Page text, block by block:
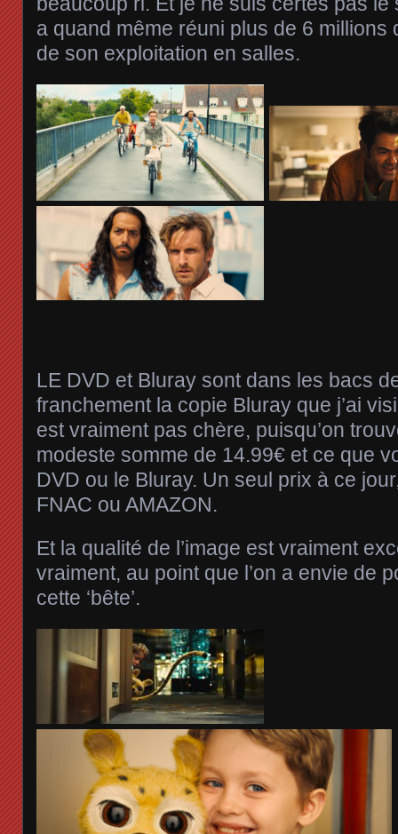
a quand même réuni plus de 6 millions
de son exploitation en salles.
LE DVD et Bluray sont dans les bacs
franchement la copie Bluray que j’ai
est vraiment pas chère, puisqu’on
modeste somme de 14.99€ et ce que
DVD ou le Bluray. Un seul prix à ce
FNAC ou AMAZON.
Et la qualité de l’image est vraiment
vraiment, au point que l’on a envie de
cette ‘bête’.